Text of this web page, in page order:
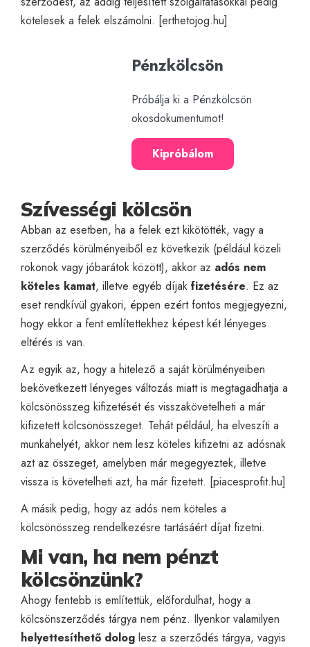
kötelesek a felek elszámolni. [erthetojog.hu]
Pénzkölcsön
Próbálja ki a Pénzkölcsön
okosdokumentumot!
Kipróbálom
Szívességi kölcsön
Abban az esetben, ha a felek ezt kikötötték, vagy a
szerződés körülményeiből ez következik (például közeli
rokonok vagy jóbarátok között), akkor az adós nem
köteles kamat, illetve egyéb díjak fizetésére. Ez az
eset rendkívül gyakori, éppen ezért fontos megjegyezni,
hogy ekkor a fent említettekhez képest két lényeges
eltérés is van.
Az egyik az, hogy a hitelező a saját körülményeiben
bekövetkezett lényeges változás miatt is megtagadhatja a
kölcsönösszeg kifizetését és visszakövetelheti a már
kifizetett kölcsönösszeget. Tehát például, ha elveszíti a
munkahelyét, akkor nem lesz köteles kifizetni az adósnak
azt az összeget, amelyben már megegyeztek, illetve
vissza is követelheti azt, ha már fizetett. [piacesprofit.hu]
A másik pedig, hogy az adós nem köteles a
kölcsönösszeg rendelkezésre tartásáért díjat fizetni.
Mi van, ha nem pénzt
kölcsönzünk?
Ahogy fentebb is említettük, előfordulhat, hogy a
kölcsönszerződés tárgya nem pénz. Ilyenkor valamilyen
helyettesíthető dolog lesz a szerződés tárgya, vagyis